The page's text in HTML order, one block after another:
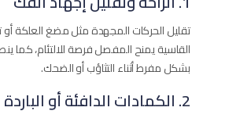
تقليل الحركات المجهدة مثل مضغ العلكة أو
القاسية يمنح المفصل فرصة للالتئام، كما
بشكل مفرط أثناء التثاؤب أو الضحك.
2. الكمادات الدافئة أو الباردة